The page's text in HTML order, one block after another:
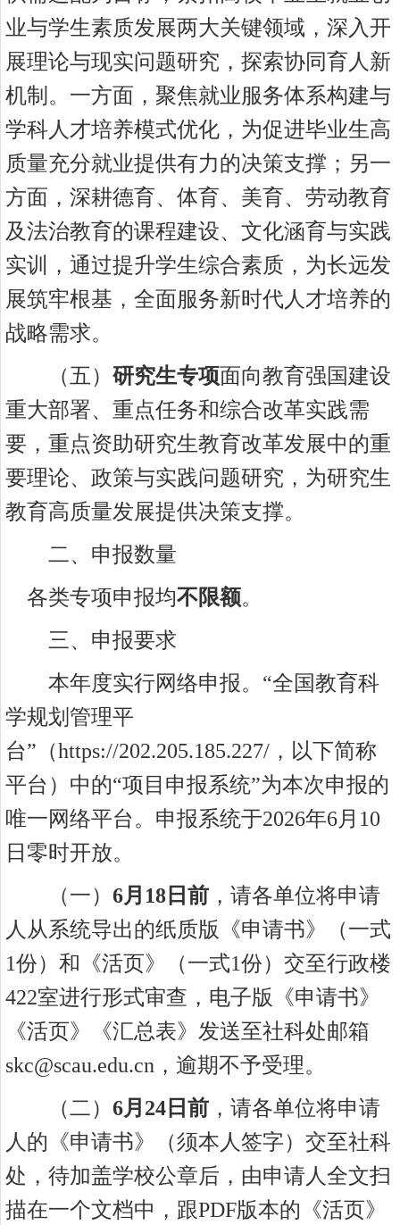
业与学生素质发展两大关键领域，深入开
展理论与现实问题研究，探索协同育人新
机制。一方面，聚焦就业服务体系构建与
学科人才培养模式优化，为促进毕业生高
质量充分就业提供有力的决策支撑；另一
方面，深耕德育、体育、美育、劳动教育
及法治教育的课程建设、文化涵育与实践
实训，通过提升学生综合素质，为长远发
展筑牢根基，全面服务新时代人才培养的
战略需求。
（五） 研究生专项面向教育强国建设
重大部署、重点任务和综合改革实践需
要，重点资助研究生教育改革发展中的重
要理论、政策与实践问题研究，为研究生
教育高质量发展提供决策支撑。
二、申报数量
各类专项申报均不限额。
三、申报要求
本年度实行网络申报。 “全国教育科
学规划管理平
台”（https://202.205.185.227/，以下简称
平台）中的“项目申报系统”为本次申报的
唯一网络平台。申报系统于2026年6月10
日零时开放。
（一） 6月 18 日前 ，请各单位将申请
人 从系统导出的纸质版《申请书》
（一式
1份）和《活页》（一式1份） 交至行政楼
422室进行形式审查， 电子版 《申请书》
《活页》《汇总表》 发送至社科处邮箱
skc@scau.edu.cn， 逾期不予受理。
（二） 6月 24 日前 ，请各单位将申请
人的《申请书》（须本人签字）交至社科
处，待加盖学校公章后，由申请人全文扫
描在一个文档中，跟PDF版本的《活页》